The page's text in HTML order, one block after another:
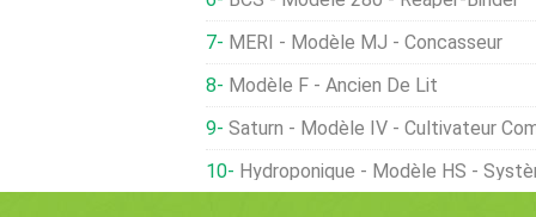
MERI - Modèle MJ - Concasseur
Modèle F - Ancien De Lit
Saturn - Modèle IV - Cultivateur
Hydroponique - Modèle HS -